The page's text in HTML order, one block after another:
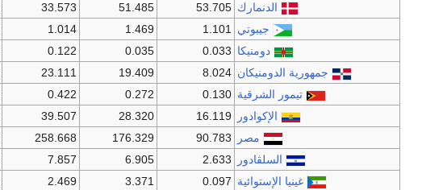
الدنمارك 53.705
51.485
33.573
جيبوتي 1.101
1.469
1.014
دومنيكا 0.033
0.035
0.122
جمهورية الدومنيكان 8.024
19.409
23.111
تيمور الشرقية 0.130
0.272
0.422
الإكوادور
16.119
28.320
39.507
مصر
90.783
176.329
258.668
السلڤادور
2.633
6.905
7.857
غينيا الإستوائية 0.097
3.371
2.469